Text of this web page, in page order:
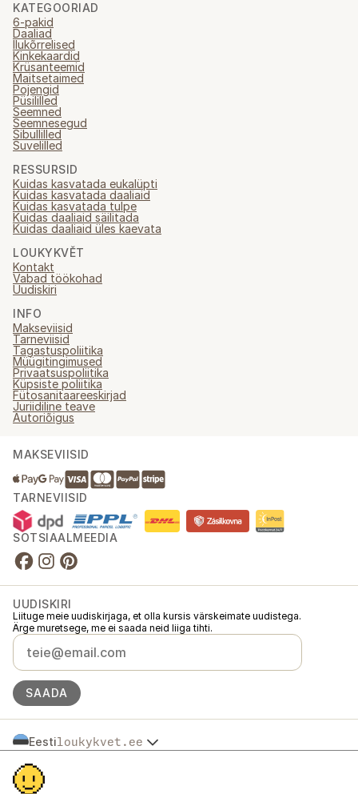
KATEGOORIAD
6-pakid
Daaliad
Ilukõrrelised
Kinkekaardid
Krüsanteemid
Maitsetaimed
Pojengid
Püsililled
Seemned
Seemnesegud
Sibullilled
Suvelilled
RESSURSID
Kuidas kasvatada eukalüpti
Kuidas kasvatada daaliaid
Kuidas kasvatada tulpe
Kuidas daaliaid säilitada
Kuidas daaliaid üles kaevata
LOUKYKVĚT
Kontakt
Vabad töökohad
Uudiskiri
INFO
Makseviisid
Tarneviisid
Tagastuspoliitika
Müügitingimused
Privaatsuspoliitika
Küpsiste poliitika
Fütosanitaareeskirjad
Juriidiline teave
Autoriõigus
MAKSEVIISID
TARNEVIISID
SOTSIAALMEEDIA
UUDISKIRI
Liituge meie uudiskirjaga, et olla kursis värskeimate uudistega.
Ärge muretsege, me ei saada neid liiga tihti.
SAADA
Eestiloukykvet.ee
Slovensko
Polska
© 2016 →
Loukykvět s.r.o. on registreeritud Praha linnakohtu äriregistris (osa C,